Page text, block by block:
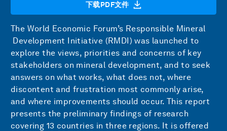
下载PDF文件
The World Economic Forum’s Responsible Mineral
Development Initiative (RMDI) was launched to
explore the views, priorities and concerns of key
stakeholders on mineral development, and to seek
answers on what works, what does not, where
discontent and frustration most commonly arise,
and where improvements should occur. This report
presents the preliminary findings of research
covering 13 countries in three regions. It is offered